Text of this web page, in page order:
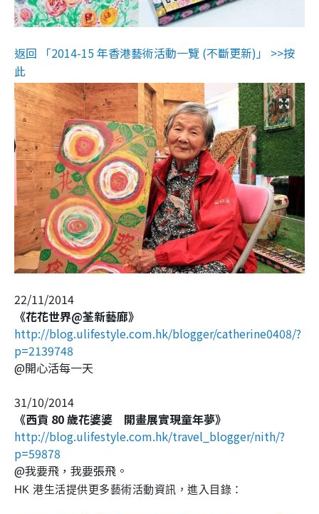
返回 「2014-15 年香港藝術活動一覽 (不斷更新)」 >>按
此
22/11/2014
《花花世界@荃新藝廊》
http://blog.ulifestyle.com.hk/blogger/catherine0408/?
p=2139748
@開心活每一天
31/10/2014
《西貢 80 歲花婆婆 開畫展實現童年夢》
http://blog.ulifestyle.com.hk/travel_blogger/nith/?
p=59878
@我要飛，我要張飛。
HK 港生活提供更多藝術活動資訊，進入目錄：